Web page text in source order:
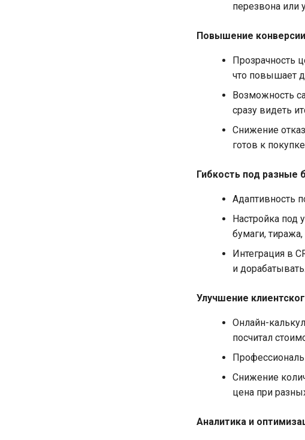
перезвона или
Повышение
Прозрачность
что повышает
Возможность
сразу видеть
Снижение
готов к
Гибкость под разные
Адаптивность
Настройка под
бумаги, тиража,
Интеграция в
и дорабатывать.
Улучшение
Онлайн-
посчитал
Снижение
цена при
Аналитика и